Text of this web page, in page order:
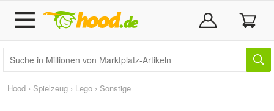
Hood › Spielzeug › Lego › Sonstige